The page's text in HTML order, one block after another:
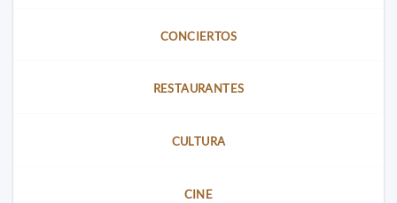
CONCIERTOS
RESTAURANTES
CULTURA
CINE